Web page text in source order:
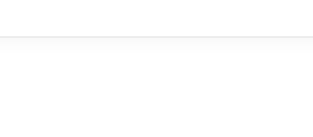
Expertenkauderwelsch in einem 3-